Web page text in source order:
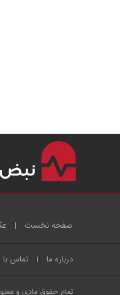
صفحه نخست
درباره ما تماس با
تمام حقوق مادی و